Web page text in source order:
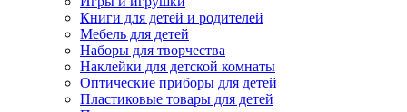
Книги для детей и родителей
Мебель для детей
Наборы для творчества
Наклейки для детской комнаты
Оптические приборы для детей
Пластиковые товары для детей